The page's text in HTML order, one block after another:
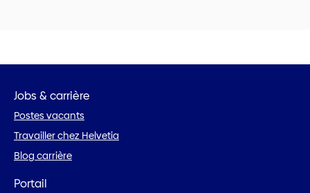
Jobs & carrière
Postes vacants
Travailler chez Helvetia
Blog carrière
Portail